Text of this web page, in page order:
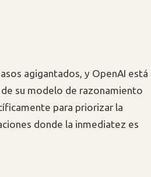
agigantados, y OpenAI está
su modelo de razonamiento
para priorizar la
donde la inmediatez es